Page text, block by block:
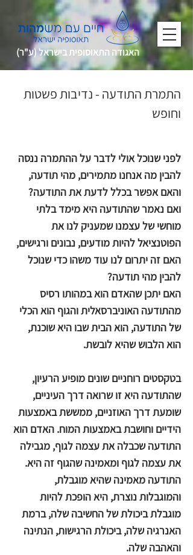
האגודה התאוסופית בישראל (ע"ר)
התמרת התודעה - נדיבות פשטות
וחופש
לפני שנוכל אולי לדבר על ההתמרה ננסה
להבין מה אנחנו מתמירים, מהי תודעה,
והאם אפשר בכלל לדעת את התודעה?
ואם נאמר שהתודעה היא מימד בלתי
מוחשי של עצמנו שמעניק לנו את
הפוטנציאל להיות מודעים, נבונים ורגישים,
האם זה יתרום לנו עוד משהו כדי שנוכל
להבין מהי תודעה?
האם יתכן שהאדם הוא במהותו רסיס
מהתודעה האוניברסאלית והגוף הוא הכלי
של התודעה, הוא הבית שבו היא שוכנת,
הוא הלבוש שהיא לובשת.
בטקסטים רוחניים שונים מופיע הרעיון,
שהתודעה היא זו שרואה דרך העיניים,
שומעת דרך האוזניים, ממששת באמצעות
הידיים וחושבת באמצעות המוח. האדם הוא
התודעה שכבלה את עצמה לגוף, מגבילה
את עצמה לגוף ומאמינה שהגוף זה היא.
התודעה מאמינה שהיא מוגבלת,
והמוגבלות נוצרת, היא הופכת להיות
מוגבלת ביכולת של החשיבה שלה, ברמת
האנרגיה שלה, ביכולת הרגישות, הנתינה
והאהבה שלה.